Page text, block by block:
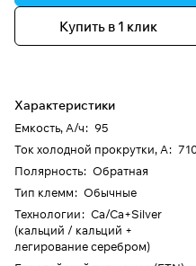
Купить в 1 клик
Характеристики
Емкость, А/ч: 95
Ток холодной прокрутки, А:
Полярность: Обратная
Тип клемм: Обычные
Технологии: Ca/Ca+Silver
(кальций / кальций +
легирование серебром)